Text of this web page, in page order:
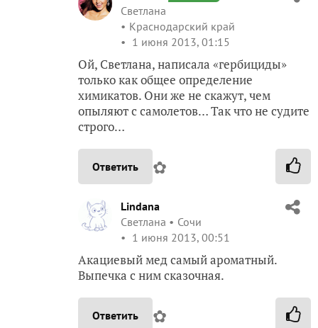
Светлана
Краснодарский край
1 июня 2013, 01:15
Ой, Светлана, написала «гербициды»
только как общее определение
химикатов. Они же не скажут, чем
опыляют с самолетов… Так что не судите
строго…
Ответить ✿
Lindana
Светлана
Сочи
1 июня 2013, 00:51
Акациевый мед самый ароматный.
Выпечка с ним сказочная.
Ответить ✿